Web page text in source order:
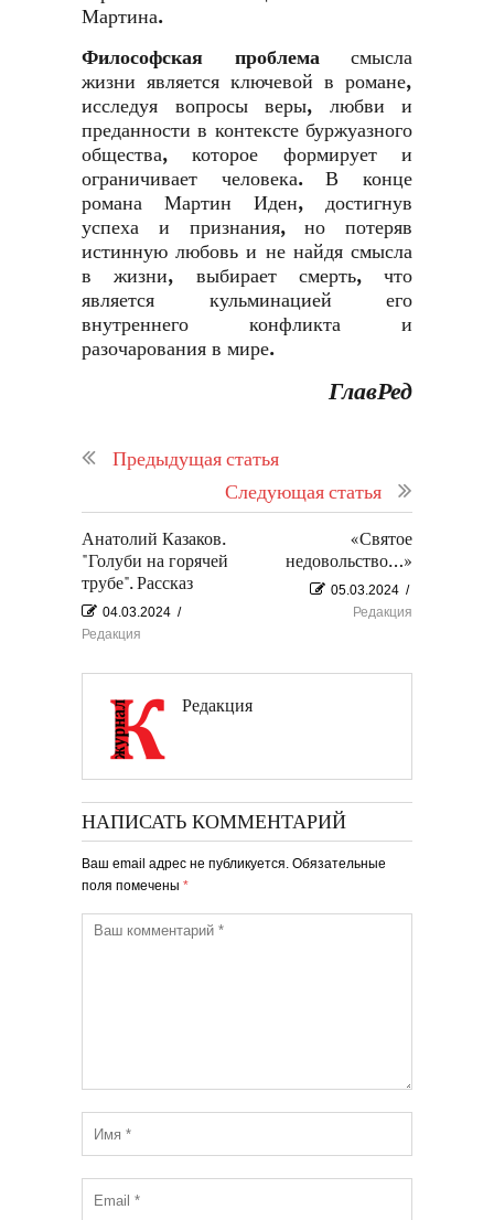
Мартина.
Философская проблемасмысла
жизни является ключевой в романе,
исследуя вопросы веры, любви и
преданности в контексте буржуазного
общества, которое формирует и
ограничивает человека. В конце
романа Мартин Иден, достигнув
успеха и признания, но потеряв
истинную любовь и не найдя смысла
в жизни, выбирает смерть, что
является кульминацией его
внутреннего конфликта и
разочарования в мире.
ГлавРед
Предыдущая статья
Следующая статья
Анатолий Казаков.
"Голуби на горячей
трубе". Рассказ
04.03.2024 /
Редакция
«Святое
недовольство…»
05.03.2024 /
Редакция
Редакция
НАПИСАТЬ КОММЕНТАРИЙ
Ваш email адрес не публикуется. Обязательные
поля помечены *